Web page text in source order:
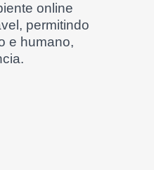
online
permitindo
e humano,